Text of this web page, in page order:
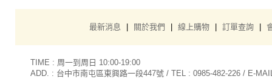
TIME : 周一到周日 10:00-19:00
ADD. : 台中市南屯區東興路一段447號 / TEL : 0985-482-226 / E-
最新消息 關於我們 線上購物 訂單查詢